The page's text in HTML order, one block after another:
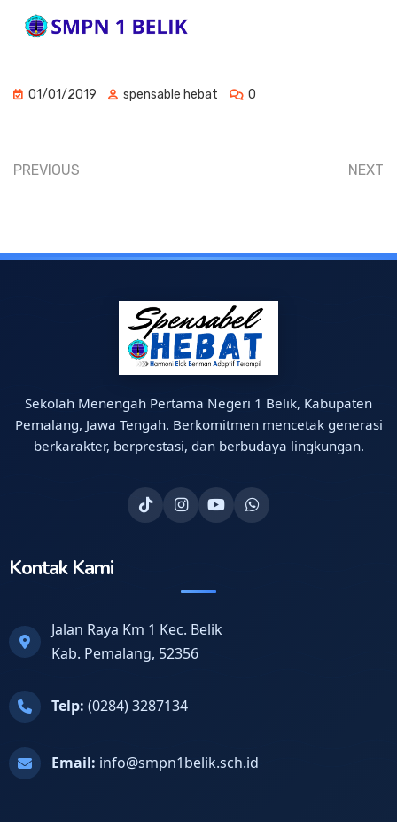
01/01/2019 spensable hebat 0
PREVIOUS NEXT
Sekolah Menengah Pertama Negeri 1 Belik, Kabupaten
Pemalang, Jawa Tengah. Berkomitmen mencetak generasi
berkarakter, berprestasi, dan berbudaya lingkungan.
Kontak Kami
Jalan Raya Km 1 Kec. Belik
Kab. Pemalang, 52356
Telp: (0284) 3287134
Email: info@smpn1belik.sch.id